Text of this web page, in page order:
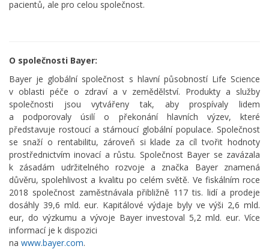
pacientů, ale pro celou společnost.
O společnosti Bayer:
Bayer je globální společnost s hlavní působností Life Science
v oblasti péče o zdraví a v zemědělství. Produkty a služby
společnosti jsou vytvářeny tak, aby prospívaly lidem
a podporovaly úsilí o překonání hlavních výzev, které
představuje rostoucí a stárnoucí globální populace. Společnost
se snaží o rentabilitu, zároveň si klade za cíl tvořit hodnoty
prostřednictvím inovací a růstu. Společnost Bayer se zavázala
k zásadám udržitelného rozvoje a značka Bayer znamená
důvěru, spolehlivost a kvalitu po celém světě. Ve fiskálním roce
2018 společnost zaměstnávala přibližně 117 tis. lidí a prodeje
dosáhly 39,6 mld. eur. Kapitálové výdaje byly ve výši 2,6 mld.
eur, do výzkumu a vývoje Bayer investoval 5,2 mld. eur. Více
informací je k dispozici
na www.bayer.com.